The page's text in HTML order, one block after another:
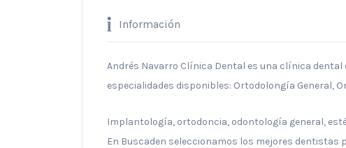
Información
Andrés Navarro Clínica Dental es una clínica dental
especialidades disponibles: Ortodolongía General,
Implantología, ortodoncia, odontología general,
En Buscaden seleccionamos los mejores dentistas